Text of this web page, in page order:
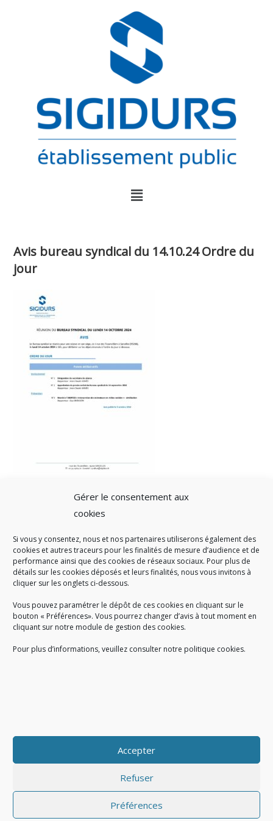
Gérer le consentement aux
cookies
Si vous y consentez, nous et nos partenaires utiliserons également des
cookies et autres traceurs pour les finalités de mesure d’audience et de
performance ainsi que des cookies de réseaux sociaux. Pour plus de
détails sur les cookies déposés et leurs finalités, nous vous invitons à
cliquer sur les onglets ci-dessous.
Vous pouvez paramétrer le dépôt de ces cookies en cliquant sur le
bouton « Préférences». Vous pourrez changer d’avis à tout moment en
cliquant sur notre module de gestion des cookies.
Pour plus d’informations, veuillez consulter notre politique cookies.
Accepter
Refuser
Préférences
Avis bureau syndical du 14.10.24 Ordre du
jour
A SAVOIR
Créé en 1978, le Sigidurs est un établissement public quiexerce
des missions de service public : la prévention, la collecte et la
valorisation des déchets ménagers et assimilés produits par son
territoire.
Accueil du public :
Gestion des cookies|